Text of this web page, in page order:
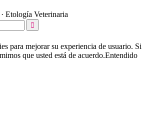
Etología Veterinaria

para mejorar su experiencia de usuario. Si
que usted está de acuerdo.Entendido